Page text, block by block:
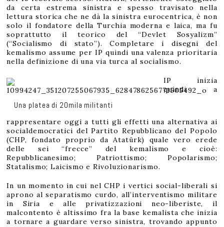
da certa estrema sinistra e spesso travisato nella
lettura storica che ne dà la sinistra eurocentrica, è non
solo il fondatore della Turchia moderna e laica, ma fu
soprattutto il teorico del “Devlet Sosyalizm”
(“Socialismo di stato”). Completare i disegni del
kemalismo assume per IP quindi una valenza prioritaria
nella definizione di una via turca al socialismo.
Una platea di 20mila militanti
IP inizia
quindi a
rappresentare oggi a tutti gli effetti una alternativa ai
socialdemocratici del Partito Repubblicano del Popolo
(CHP, fondato proprio da Atatürk) quale vero erede
delle sei “frecce” del kemalismo e cioè:
Repubblicanesimo; Patriottismo; Popolarismo;
Statalismo; Laicismo e Rivoluzionarismo.
In un momento in cui nel CHP i vertici social-liberali si
aprono al separatismo curdo, all’interventismo militare
in Siria e alle privatizzazioni neo-liberiste, il
malcontento è altissimo fra la base kemalista che inizia
a tornare a guardare verso sinistra, trovando appunto